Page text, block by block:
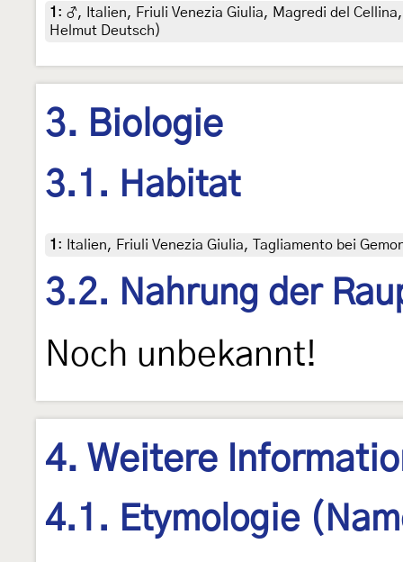
1 : ♂, Italien, Friuli Venezia Giulia, Magredi del
Helmut Deutsch)
3. Biologie
3.1. Habitat
1 : Italien, Friuli Venezia Giulia, Tagliamento bei
3.2. Nahrung der
Noch unbekannt!
4. Weitere
4.1. Etymologie